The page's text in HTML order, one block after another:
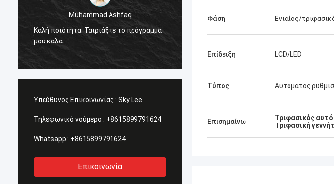
Muhammad Ashfaq
ποιότητα. Ταιριάξτε το πρόγραμμά
Είμαι πολύ ικανοποιημένος με τα
προϊόντα γ-τεχνολογία, η ποιότητα είναι
πολύ υψηλή και σταθερή, και με την καλή
υπηρεσία, το εκτιμώ!
Υπεύθυνος Επικοινωνίας : Sky Lee
Τηλεφωνικό νούμερο : +8615899791624
Whatsapp : +8615899791624
Επικοινωνία
Φάση Ενιαίος/
Επίδειξη LCD/LED
Τύπος Αυτόματος
Επισημαίνω Τριφασικός
Τριφασική